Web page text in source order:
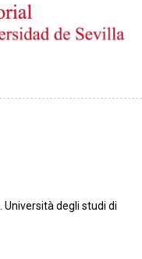
degli studi di